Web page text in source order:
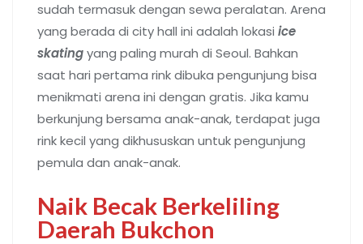
sudah termasuk dengan sewa peralatan. Arena
yang berada di city hall ini adalah lokasi ice
skatingyang paling murah di Seoul. Bahkan
saat hari pertama rink dibuka pengunjung bisa
menikmati arena ini dengan gratis. Jika kamu
berkunjung bersama anak-anak, terdapat juga
rink kecil yang dikhususkan untuk pengunjung
pemula dan anak-anak.
Naik Becak Berkeliling
Daerah Bukchon